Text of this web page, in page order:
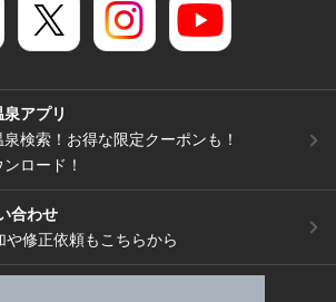
アプリ
検索！お得な限定クーポンも！
ロード！
合わせ
修正依頼もこちらから